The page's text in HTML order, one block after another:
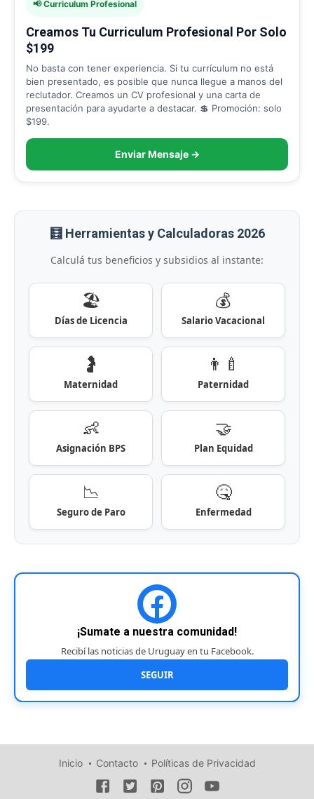
📢 Curriculum Profesional
Creamos Tu Curriculum Profesional Por Solo
$199
No basta con tener experiencia. Si tu currículum no está
bien presentado, es posible que nunca llegue a manos del
reclutador. Creamos un CV profesional y una carta de
presentación para ayudarte a destacar. 💲 Promoción: solo
$199.
Enviar Mensaje →
🧮 Herramientas y Calculadoras 2026
Calculá tus beneficios y subsidios al instante:
🏖️
Días de Licencia
💰
Salario Vacacional
🤰
Maternidad
👨‍🍼
Paternidad
👶
Asignación BPS
🤝
Plan Equidad
📉
Seguro de Paro
🤒
Enfermedad
¡Sumate a nuestra comunidad!
Recibí las noticias de Uruguay en tu Facebook.
SEGUIR
Inicio Contacto Políticas de Privacidad